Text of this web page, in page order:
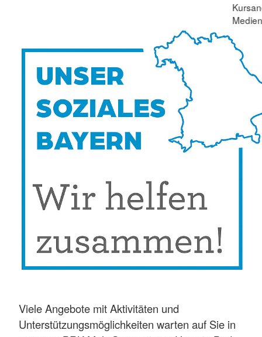
Viele Angebote mit Aktivitäten und
Unterstützungsmöglichkeiten warten auf Sie in